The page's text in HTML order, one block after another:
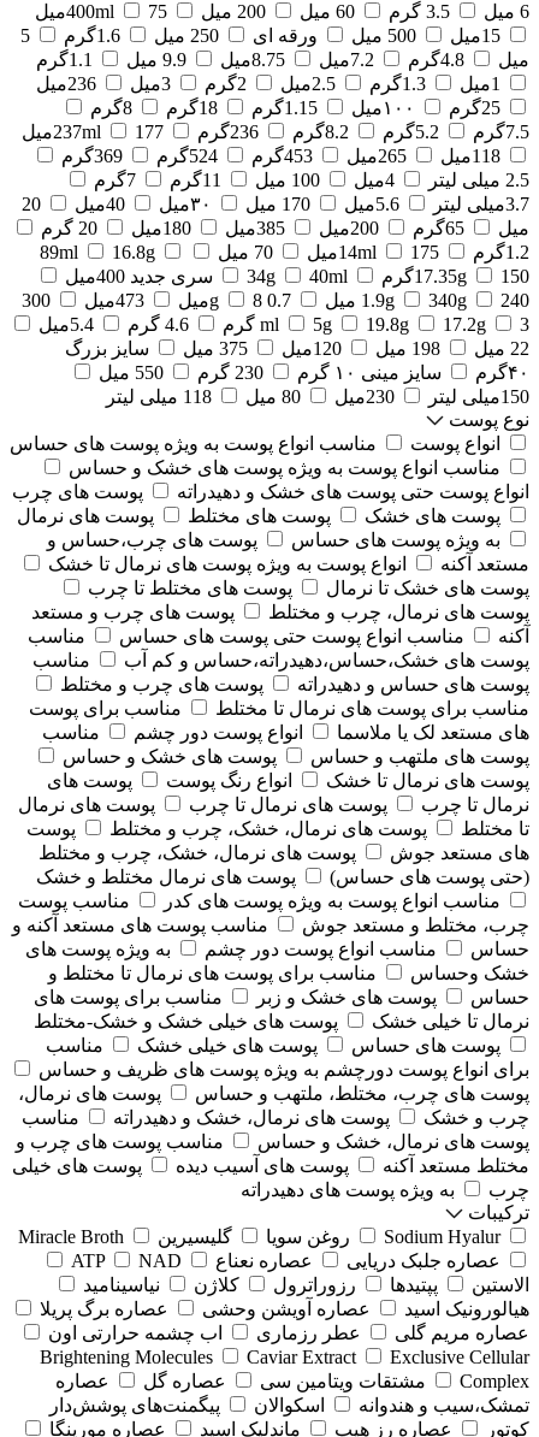
6 میل
3.5 گرم 60 میل 200 میل 400ml
75میل
15میل
500 میل ورقه ای 250 میل 1.6گرم
5
میل
4.8گرم 7.2میل 8.75میل 9.9 میل
1.1گرم
1میل
1.3گرم 2.5میل 2گرم 3میل
236میل
25گرم
۱۰۰میل 1.15گرم 18گرم
8گرم
7.5گرم
5.2گرم 8.2گرم 236گرم 237ml
177میل
118میل
265میل 453گرم 524گرم
369گرم
2.5 میلی لیتر
4میل 100 میل 11گرم
7گرم
3.7میلی لیتر
5.6میل 170 میل ۳۰میل 40میل
20
میل
65گرم 200میل 385میل 180میل
20 گرم
1.2گرم
14ml 175میل 70 میل 89ml
16.8g
17.35g
150گرم 34g 40ml
سری جدید 400میل
1.9g
340g 240 میل 0.7 g 8میل 473میل
300
ml
5g 19.8g 17.2g 3 گرم 4.6 گرم
5.4میل
22 میل
198 میل 120میل 375 میل
سایز بزرگ
۴۰گرم
سایز مینی ۱۰ گرم 230 گرم
550 میل
150میلی لیتر
230میل 80 میل
118 میلی لیتر
نوع پوست
انواع پوست
مناسب انواع پوست به ویژه پوست های حساس
مناسب انواع پوست به ویژه پوست های خشک و حساس
انواع پوست حتی پوست های خشک و دهیدراته
پوست های چرب
پوست های خشک
پوست های مختلط
پوست های نرمال
به ویژه پوست های حساس
پوست های چرب،حساس و
مستعد آکنه
انواع پوست به ویژه پوست های نرمال تا خشک
پوست های خشک تا نرمال
پوست های مختلط تا چرب
پوست های نرمال، چرب و مختلط
پوست های چرب و مستعد
آکنه
مناسب انواع پوست حتی پوست های حساس
مناسب
پوست های خشک،حساس،دهیدراته،حساس و کم آب
مناسب
پوست های حساس و دهیدراته
پوست های چرب و مختلط
مناسب برای پوست های نرمال تا مختلط
مناسب برای پوست
های مستعد لک یا ملاسما
انواع پوست دور چشم
مناسب
پوست های ملتهب و حساس
پوست های خشک و حساس
پوست های نرمال تا خشک
انواع رنگ پوست
پوست های
نرمال تا چرب
پوست های نرمال تا چرب
پوست های نرمال
تا مختلط
پوست های نرمال، خشک، چرب و مختلط
پوست
های مستعد جوش
پوست های نرمال، خشک، چرب و مختلط
(حتی پوست های حساس)
پوست های نرمال مختلط و خشک
مناسب انواع پوست به ویژه پوست های کدر
مناسب پوست
چرب، مختلط و مستعد جوش
مناسب پوست های مستعد آکنه و
حساس
مناسب انواع پوست دور چشم
به ویژه پوست های
خشک وحساس
مناسب برای پوست های نرمال تا مختلط و
حساس
پوست های خشک و زبر
مناسب برای پوست های
نرمال تا خیلی خشک
پوست های خیلی خشک و خشک-مختلط
پوست های حساس
پوست های خیلی خشک
مناسب
برای انواع پوست دورچشم به ویژه پوست های ظریف و حساس
پوست های چرب، مختلط، ملتهب و حساس
پوست های نرمال،
چرب و خشک
پوست های نرمال، خشک و دهیدراته
مناسب
پوست های نرمال، خشک و حساس
مناسب پوست های چرب و
مختلط مستعد آکنه
پوست های آسیب دیده
پوست های خیلی
چرب
به ویژه پوست های دهیدراته
ترکیبات
Sodium Hyalur
روغن سویا گلیسیرین
Miracle Broth
عصاره جلبک دریایی
عصاره نعناع ATP
NAD
الاستین
پپتیدها رزوراترول کلاژن
⁠نیاسینامید
هیالورونیک اسید
عصاره آویشن وحشی
عصاره برگ پریلا
عصاره مریم گلی
عطر رزماری
اب چشمه حرارتی اون
Brightening Molecules
Caviar Extract
Exclusive Cellular
Complex
مشتقات ویتامین سی عصاره گل
عصاره
تمشک،سیب و هندوانه
اسکوالان
پیگمنت‌های پوشش‌دار
کوتور
عصاره رز هیپ ماندلیک اسید
عصاره مورینگا